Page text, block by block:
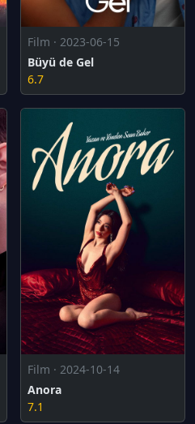
Film · 2023-06-15
Büyü de Gel
6.7
Film · 2024-10-14
Anora
7.1